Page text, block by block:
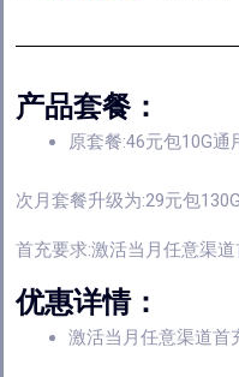
产品套餐：
原套餐:46元包10G
次月套餐升级为:29元包
首充要求:激活当月任意渠
优惠详情：
激活当月任意渠道首